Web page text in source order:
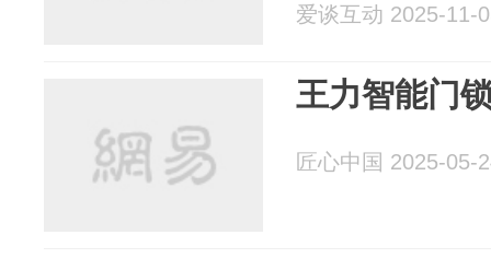
爱谈互动 2025-11-
王力智能门
匠心中国 2025-05-